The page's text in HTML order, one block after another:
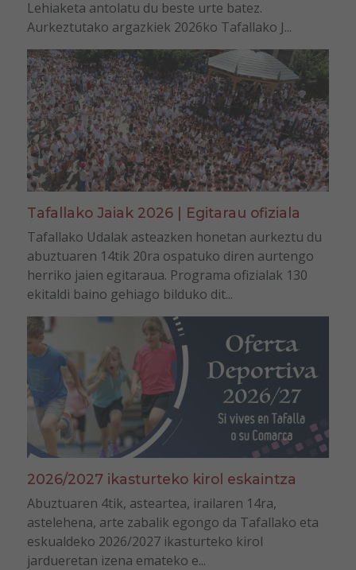
Lehiaketa antolatu du beste urte batez.
Aurkeztutako argazkiek 2026ko Tafallako J...
Tafallako Jaiak 2026 | Egitarau ofiziala
Tafallako Udalak asteazken honetan aurkeztu du
abuztuaren 14tik 20ra ospatuko diren aurtengo
herriko jaien egitaraua. Programa ofizialak 130
ekitaldi baino gehiago bilduko dit...
2026/2027 ikasturteko kirol eskaintza
Abuztuaren 4tik, asteartea, irailaren 14ra,
astelehena, arte zabalik egongo da Tafallako eta
eskualdeko 2026/2027 ikasturteko kirol
jardueretan izena emateko e...